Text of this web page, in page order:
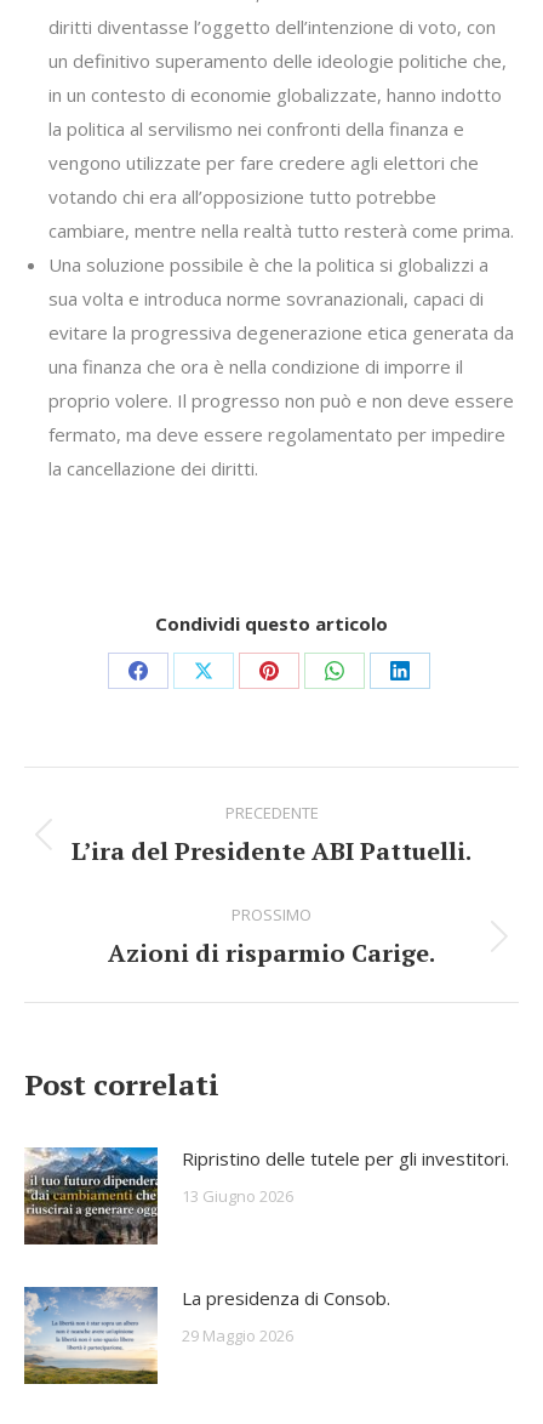
diritti diventasse l’oggetto dell’intenzione di voto, con
un definitivo superamento delle ideologie politiche che,
in un contesto di economie globalizzate, hanno indotto
la politica al servilismo nei confronti della finanza e
vengono utilizzate per fare credere agli elettori che
votando chi era all’opposizione tutto potrebbe
cambiare, mentre nella realtà tutto resterà come prima.
Una soluzione possibile è che la politica si globalizzi a
sua volta e introduca norme sovranazionali, capaci di
evitare la progressiva degenerazione etica generata da
una finanza che ora è nella condizione di imporre il
proprio volere. Il progresso non può e non deve essere
fermato, ma deve essere regolamentato per impedire
la cancellazione dei diritti.
Condividi questo articolo
Share
Facebook
Share
X
Share
Pinterest
Share
WhatsApp
Share
LinkedIn
di
navigazione
PRECEDENTE
Stile
L’ira del Presidente ABI Pattuelli.
PROSSIMO
Numero
Azioni di risparmio Carige.
Post correlati
Ripristino delle tutele per gli investitori.
13 Giugno 2026
La presidenza di Consob.
29 Maggio 2026